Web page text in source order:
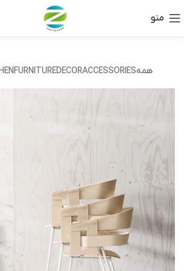
منو
همهACCESSORIES
DECOR
FURNITURE